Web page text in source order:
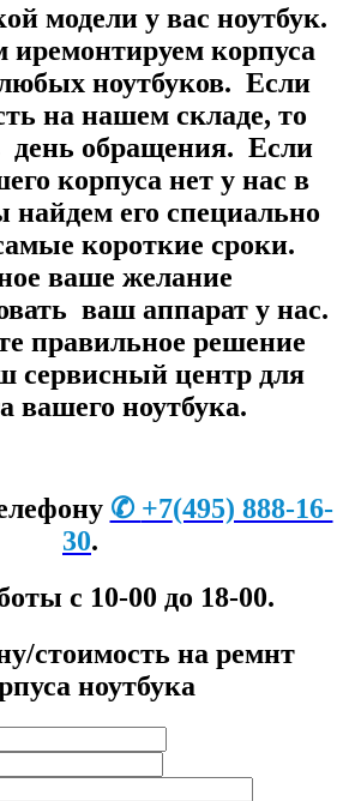
модели у вас ноутбук.
корпуса
ноутбуков. Если
на нашем складе, то
день обращения. Если
корпуса нет у нас в
его специально
короткие сроки.
ваше желание
ваш аппарат у нас.
правильное решение
сервисный центр для
вашего ноутбука.
✆ +7(495) 888-16-
30.
с 10-00 до 18-00.
стоимость на ремнт
ноутбука